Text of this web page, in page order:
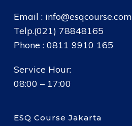
Email : info@esqcourse.com
Telp.(021) 78848165
Phone : 0811 9910 165
Service Hour:
08:00 – 17:00
ESQ Course Jakarta